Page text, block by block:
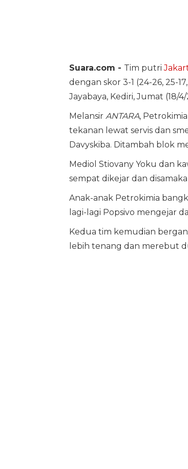
Suara.com - Tim putri
dengan skor 3-1 (24-26, 25-
Jayabaya, Kediri, Jumat (18/
Melansir ANTARA,
tekanan lewat servis dan
Davyskiba. Ditambah blok
Mediol Stiovany Yoku dan
sempat dikejar dan
Anak-anak Petrokimia
lagi-lagi Popsivo mengejar
Kedua tim kemudian
lebih tenang dan merebut